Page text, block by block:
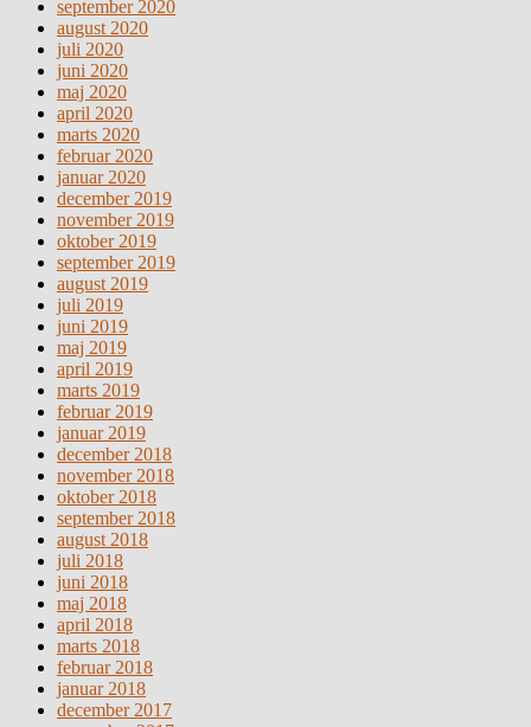
september 2020
august 2020
juli 2020
juni 2020
maj 2020
april 2020
marts 2020
februar 2020
januar 2020
december 2019
november 2019
oktober 2019
september 2019
august 2019
juli 2019
juni 2019
maj 2019
april 2019
marts 2019
februar 2019
januar 2019
december 2018
november 2018
oktober 2018
september 2018
august 2018
juli 2018
juni 2018
maj 2018
april 2018
marts 2018
februar 2018
januar 2018
december 2017